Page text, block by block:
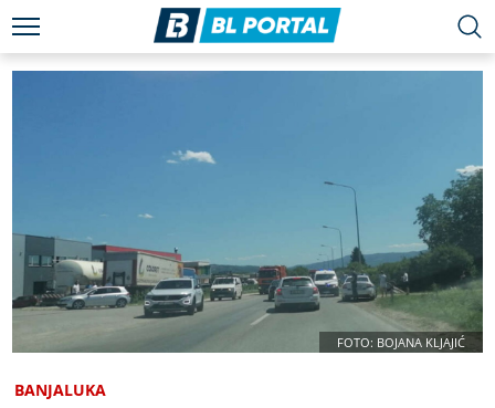
FOTO: BOJANA KLJAJIĆ
BANJALUKA